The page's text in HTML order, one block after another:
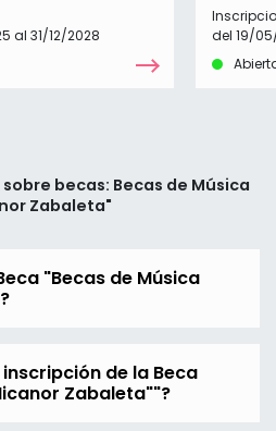
al 31/12/2028
del 19/
becas: Becas de Música
Zabaleta"
"Becas de Música
de la Beca
Zabaleta""?